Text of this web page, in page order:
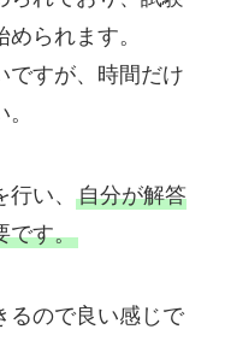
られます。
ですが、時間だけ
い、 自分が解答
です。
るので良い感じで